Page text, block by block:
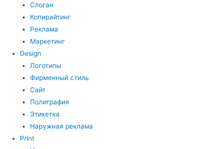
Слоган
Копирайтинг
Реклама
Маркетинг
Design
Логотипы
Фирменный стиль
Сайт
Полиграфия
Этикетка
Наружная реклама
Print